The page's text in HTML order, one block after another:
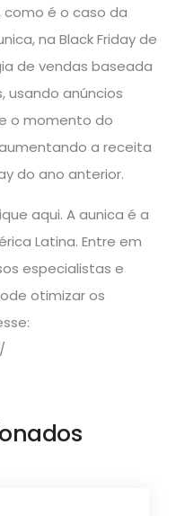
é o caso da
na Black Friday de
de vendas baseada
usando anúncios
o momento do
a receita
do ano anterior.
aqui. A aunica é a
Latina. Entre em
especialistas e
otimizar os